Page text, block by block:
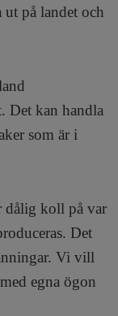
på landet och
Det kan handla
som är i
dålig koll på var
Det
Vi vill
egna ögon